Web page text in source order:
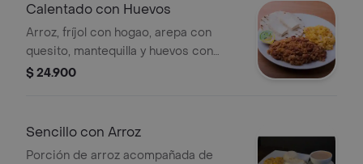
Calentado con Huevos
Arroz, fríjol con hogao, arepa con
quesito, mantequilla y huevos con
presentación y bebida a elegir.
$ 24.900
Sencillo con Arroz
Porción de arroz acompañada de